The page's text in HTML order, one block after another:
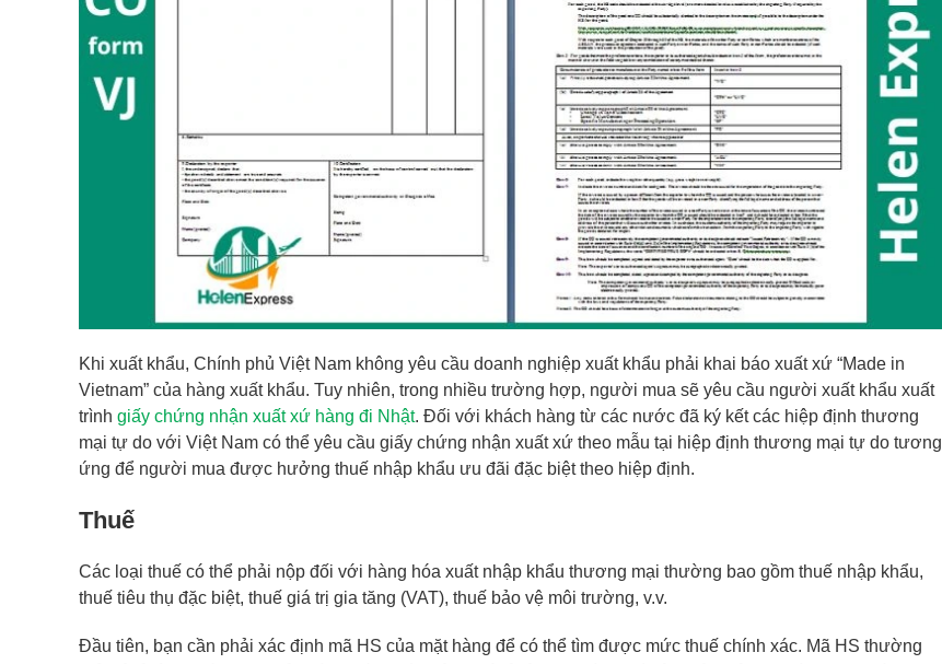
Khi xuất khẩu, Chính phủ Việt Nam không yêu cầu doanh nghiệp xuất khẩu phải khai báo xuất xứ “Made in
Vietnam” của hàng xuất khẩu. Tuy nhiên, trong nhiều trường hợp, người mua sẽ yêu cầu người xuất khẩu xuất
trình giấy chứng nhận xuất xứ hàng đi Nhật. Đối với khách hàng từ các nước đã ký kết các hiệp định thương
mại tự do với Việt Nam có thể yêu cầu giấy chứng nhận xuất xứ theo mẫu tại hiệp định thương mại tự do tương
ứng để người mua được hưởng thuế nhập khẩu ưu đãi đặc biệt theo hiệp định.
Thuế
Các loại thuế có thể phải nộp đối với hàng hóa xuất nhập khẩu thương mại thường bao gồm thuế nhập khẩu,
thuế tiêu thụ đặc biệt, thuế giá trị gia tăng (VAT), thuế bảo vệ môi trường, v.v.
Đầu tiên, bạn cần phải xác định mã HS của mặt hàng để có thể tìm được mức thuế chính xác. Mã HS thường